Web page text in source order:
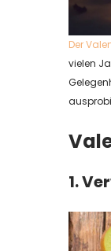
Der
vielen
1.